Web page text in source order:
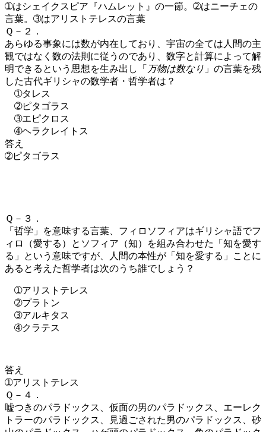
➀はシェイクスピア『ハムレット』の一節。➁はニーチェの
言葉。➂はアリストテレスの言葉
Ｑ－２．
あらゆる事象には数が内在しており、宇宙の全ては人間の主
観ではなく数の法則に従うのであり、数字と計算によって解
明できるという思想を生み出し「 万物は数なり 」の言葉を残
した古代ギリシャの数学者・哲学者は？
➀タレス
➁ピタゴラス
➂エピクロス
➃ヘラクレイトス
答え
➁ピタゴラス
Ｑ－３．
「哲学」を意味する言葉、フィロソフィアはギリシャ語でフ
ィロ（愛する）とソフィア（知）を組み合わせた「知を愛す
る」という意味ですが、人間の本性が「知を愛する」ことに
あると考えた哲学者は次のうち誰でしょう？
➀アリストテレス
➁プラトン
➂アルキタス
➃クラテス
答え
➀アリストテレス
Ｑ－４．
嘘つきのパラドックス、仮面の男のパラドックス、エーレク
トラーのパラドックス、見過ごされた男のパラドックス、砂